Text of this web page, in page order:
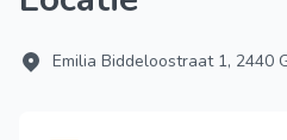
Emilia Biddeloostraat 1, 2440